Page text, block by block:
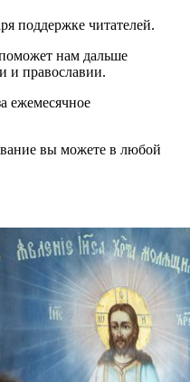
поддержке читателей.
нам дальше
и православии.
ежемесячное
вы можете в любой